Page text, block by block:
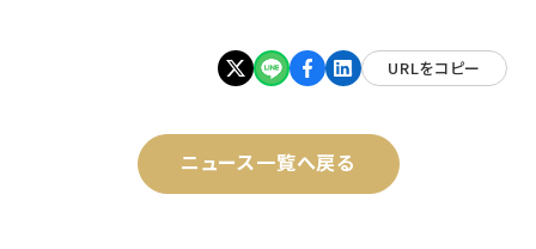
URLをコピー
ニュース一覧へ戻る